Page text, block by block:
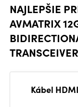
NAJLEPŠIE
AVMATRIX
Kábel